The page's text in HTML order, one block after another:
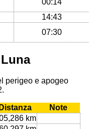
14:43
07:30
perigeo e apogeo
Distanza
Note
km